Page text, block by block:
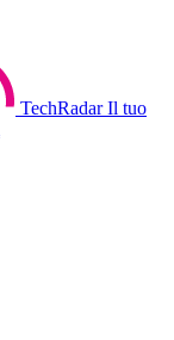
TechRadar Il tuo